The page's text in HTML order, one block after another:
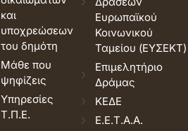
και
υποχρεώσεων
του δημότη
Μάθε που
ψηφίζεις
Υπηρεσίες
Τ.Π.Ε.
Ευρωπαϊκού
Κοινωνικού
Ταμείου (ΕΥΣΕΚΤ)
Επιμελητήριο
Δράμας
ΚΕΔΕ
Ε.Ε.Τ.Α.Α.